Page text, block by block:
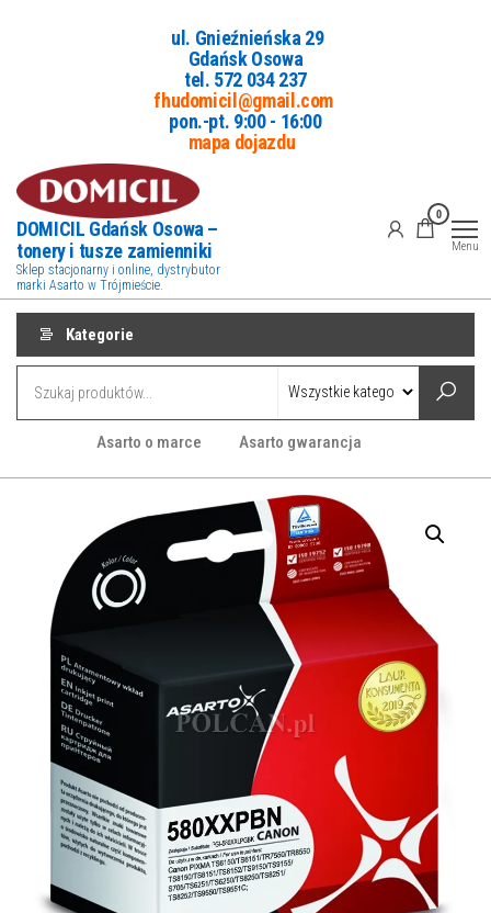
ul. Gnieźnieńska 29
Gdańsk Osowa
tel. 572 034 237
fhudomicil@gmail.com
pon.-pt. 9:00 - 16:00
mapa dojazdu
DOMICIL Gdańsk Osowa –
tonery i tusze zamienniki
Sklep stacjonarny i online, dystrybutor
marki Asarto w Trójmieście.
0
Menu
Kategorie
Asarto o marce Asarto gwarancja